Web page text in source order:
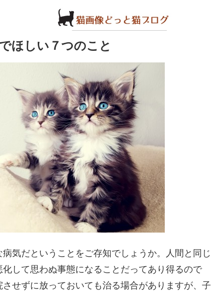
ほしい７つのこと
気だということをご存知でしょうか。人間と同じ
して思わぬ事態になることだってあり得るので
せずに放っておいても治る場合がありますが、子